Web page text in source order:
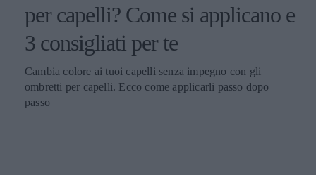
per capelli? Come si applicano e
3 consigliati per te
Cambia colore ai tuoi capelli senza impegno con gli
ombretti per capelli. Ecco come applicarli passo dopo
passo